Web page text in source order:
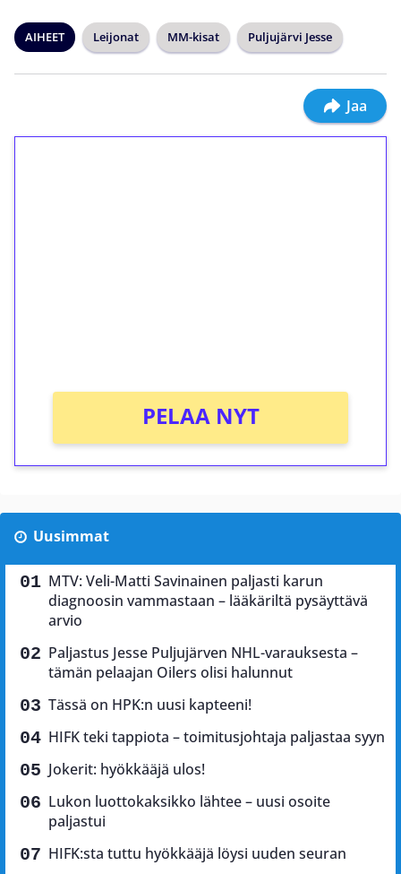
AIHEET Leijonat MM-kisat Puljujärvi Jesse
Jaa
PELAA NYT
Uusimmat
MTV: Veli-Matti Savinainen paljasti karun
diagnoosin vammastaan – lääkäriltä pysäyttävä
arvio
Paljastus Jesse Puljujärven NHL-varauksesta –
tämän pelaajan Oilers olisi halunnut
Tässä on HPK:n uusi kapteeni!
HIFK teki tappiota – toimitusjohtaja paljastaa syyn
Jokerit: hyökkääjä ulos!
Lukon luottokaksikko lähtee – uusi osoite
paljastui
HIFK:sta tuttu hyökkääjä löysi uuden seuran